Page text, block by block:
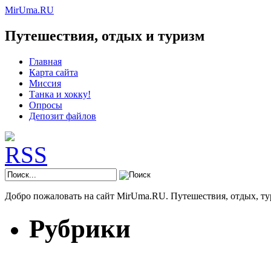
MirUma.RU
Путешествия, отдых и туризм
Главная
Карта сайта
Миссия
Танка и хокку!
Опросы
Депозит файлов
Добро пожаловать на сайт MirUma.RU. Путешествия, отдых,
Рубрики